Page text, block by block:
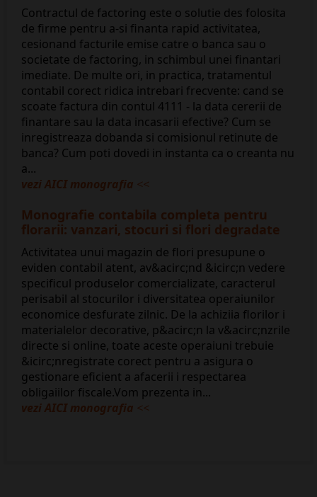
Contractul de factoring este o solutie des folosita
de firme pentru a-si finanta rapid activitatea,
cesionand facturile emise catre o banca sau o
societate de factoring, in schimbul unei finantari
imediate. De multe ori, in practica, tratamentul
contabil corect ridica intrebari frecvente: cand se
scoate factura din contul 4111 - la data cererii de
finantare sau la data incasarii efective? Cum se
inregistreaza dobanda si comisionul retinute de
banca? Cum poti dovedi in instanta ca o creanta nu
a...
vezi AICI monografia <<
Monografie contabila completa pentru
florarii: vanzari, stocuri si flori degradate
Activitatea unui magazin de flori presupune o
eviden contabil atent, av&acirc;nd &icirc;n vedere
specificul produselor comercializate, caracterul
perisabil al stocurilor i diversitatea operaiunilor
economice desfurate zilnic. De la achiziia florilor i
materialelor decorative, p&acirc;n la v&acirc;nzrile
directe si online, toate aceste operaiuni trebuie
&icirc;nregistrate corect pentru a asigura o
gestionare eficient a afacerii i respectarea
obligaiilor fiscale.Vom prezenta in...
vezi AICI monografia <<